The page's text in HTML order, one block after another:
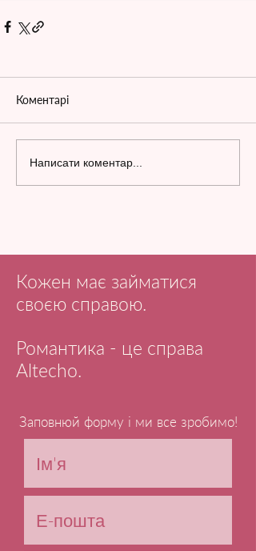
Коментарі
Написати коментар...
Кожен має займатися
своєю справою.
Романтика - це справа
Altecho.
Заповнюй форму і ми все зробимо!